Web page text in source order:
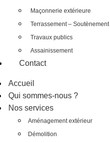
Maçonnerie extérieure
Terrassement – Soutènement
Travaux publics
Assainissement
Contact
Accueil
Qui sommes-nous ?
Nos services
Aménagement extérieur
Démolition